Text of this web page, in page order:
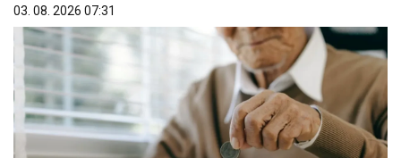
03. 08. 2026 07:31